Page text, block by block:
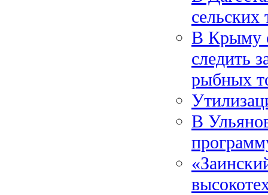
В Крыму
следить
рыбных
В